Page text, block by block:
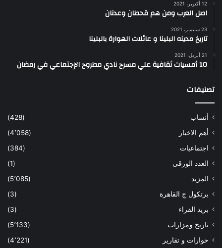
12 أكتوبر، 2021
اصل العرب ومن هم قحطان وعدنان
23 سبتمبر، 2021
تاريخ مدينه البلينا و عائلات الهوارة بالبلينا
21 أبريل، 2021
10 أمسيات ثقافية علي مسرح نادي مطروح الإجتماعي في رمضان
تصنيفات
أنساب
(428)
أهم الاخبار
(4٬058)
اجتماعيات
(384)
العدد الورقى
(1)
المزيد
(5٬085)
برتكول ج القاهرة
(3)
بريد القراء
(3)
تاريخ ومزارات
(5٬133)
حوارات و تقارير
(4٬221)